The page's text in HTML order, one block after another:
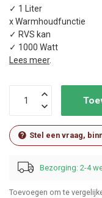
✓ 1 Liter
x Warmhoudfunctie
✓ RVS kan
✓ 1000 Watt
Lees meer.
Stel een vraag,
Bezorging: 2-4
Toevoegen om te